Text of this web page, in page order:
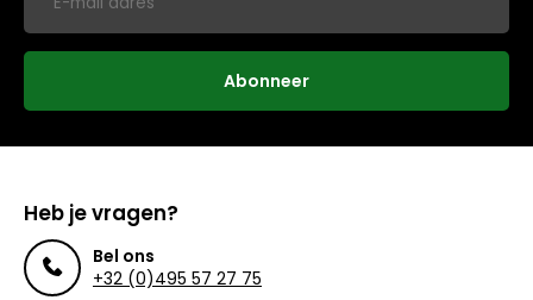
Abonneer
Heb je vragen?
Bel ons
+32 (0)495 57 27 75